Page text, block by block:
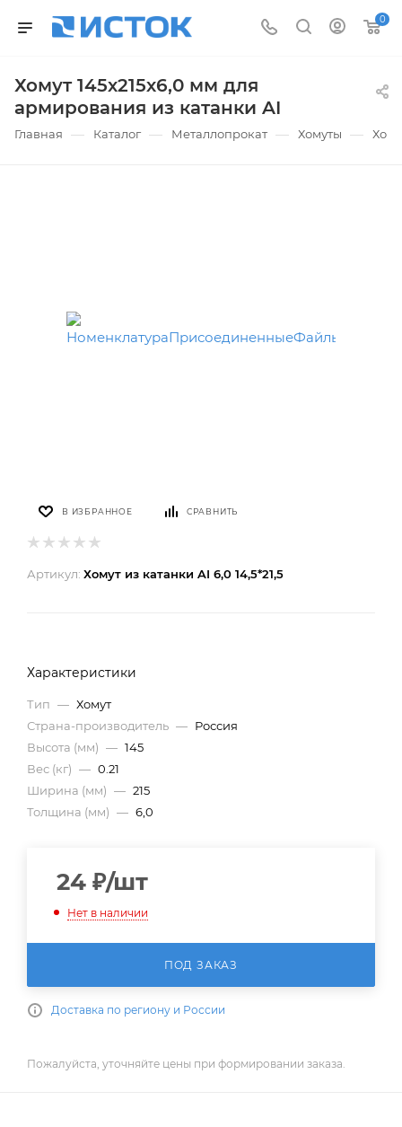
0
Хомут 145х215х6,0 мм для
армирования из катанки AI
Главная — Каталог — Металлопрокат — Хомуты —
В ИЗБРАННОЕ СРАВНИТЬ
Артикул: Хомут из катанки AI 6,0 14,5*21,5
Характеристики
Тип — Хомут
Страна-производитель — Россия
Высота (мм) — 145
Вес (кг) — 0.21
Ширина (мм) — 215
Толщина (мм) — 6,0
24 ₽/шт
Нет в наличии
ПОД ЗАКАЗ
Доставка по региону и России
Пожалуйста, уточняйте цены при формировании заказа.